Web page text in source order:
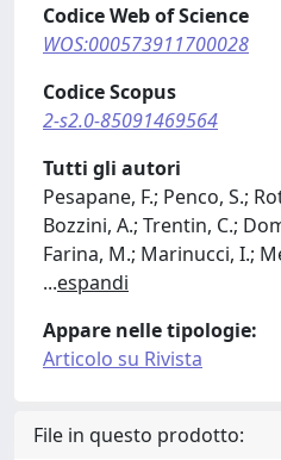
Codice Web of Science
WOS:000573911700028
Codice Scopus
2-s2.0-85091469564
Tutti gli autori
Pesapane, F.; Penco, S.;
Bozzini, A.; Trentin, C.;
Farina, M.; Marinucci, I.;
...espandi
Appare nelle tipologie:
Articolo su Rivista
File in questo prodotto: